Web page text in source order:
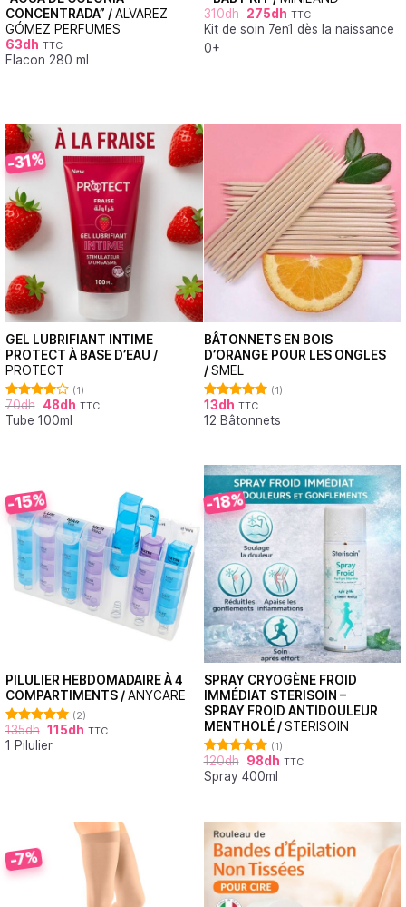
CONCENTRADA” /ALVAREZ
GÓMEZ PERFUMES
63dh TTC
Flacon 280 ml
310dh 275dh TTC
Kit de soin 7en1 dès la naissance
0+
-31%
GEL LUBRIFIANT INTIME
PROTECT À BASE D’EAU /
PROTECT
Note
4.00sur
(1)
70dh 48dh TTC
Tube 100ml
BÂTONNETS EN BOIS
D’ORANGE POUR LES ONGLES
/SMEL
Note 5.00
sur 5
(1)
13dh TTC
12 Bâtonnets
-15%
PILULIER HEBDOMADAIRE À 4
COMPARTIMENTS /ANYCARE
Note5.00
sur 5
(2)
135dh 115dh TTC
1 Pilulier
-18%
SPRAY CRYOGÈNE FROID
IMMÉDIAT STERISOIN –
SPRAY FROID ANTIDOULEUR
MENTHOLÉ /STERISOIN
Note5.00
sur 5
(1)
120dh 98dh TTC
Spray 400ml
-7%